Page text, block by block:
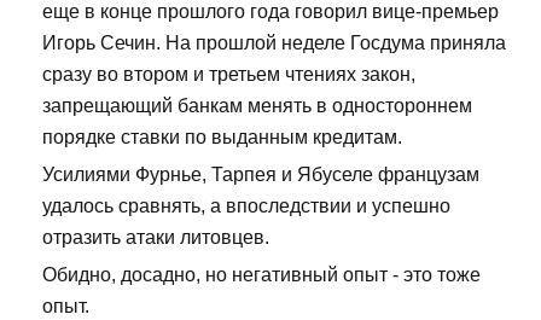
еще в конце прошлого года говорил вице-премьер
Игорь Сечин. На прошлой неделе Госдума приняла
сразу во втором и третьем чтениях закон,
запрещающий банкам менять в одностороннем
порядке ставки по выданным кредитам.
Усилиями Фурнье, Тарпея и Ябуселе французам
удалось сравнять, а впоследствии и успешно
отразить атаки литовцев.
Обидно, досадно, но негативный опыт - это тоже
опыт.